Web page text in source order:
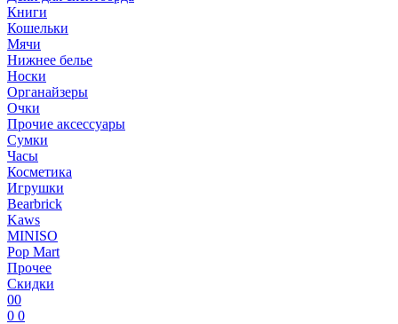
Книги
Кошельки
Мячи
Нижнее белье
Носки
Органайзеры
Очки
Прочие аксессуары
Сумки
Часы
Косметика
Игрушки
Bearbrick
Kaws
MINISO
Pop Mart
Прочее
Скидки
00
0 0